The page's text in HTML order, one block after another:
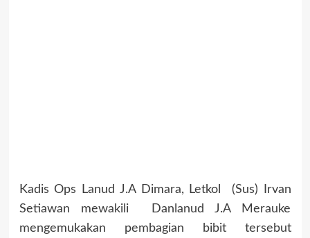
Kadis Ops Lanud J.A Dimara, Letkol (Sus) Irvan
Setiawan mewakili Danlanud J.A Merauke
mengemukakan pembagian bibit tersebut